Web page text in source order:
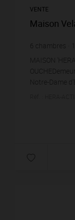
VENTE
Maison
6 chambres
1 801
m²
MAISON
Notre-Dame